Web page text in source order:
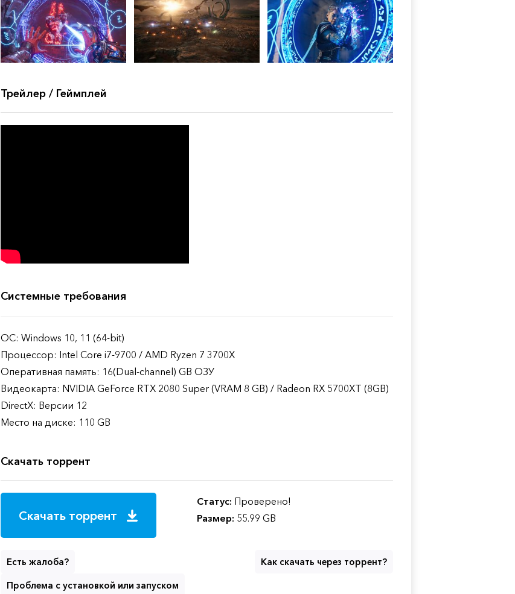
Трейлер / Геймплей
Системные требования
ОС: Windows 10, 11 (64-bit)
Процессор: Intel Core i7-9700 / AMD Ryzen 7 3700X
Оперативная память: 16(Dual-channel) GB ОЗУ
Видеокарта: NVIDIA GeForce RTX 2080 Super (VRAM 8 GB) / Radeon RX 5700XT (8GB)
DirectX: Версии 12
Место на диске: 110 GB
Скачать торрент
Скачать торрент
Статус: Проверено!
Размер: 55.99 GB
Есть жалоба? Как скачать через торрент?
Проблема с установкой или запуском